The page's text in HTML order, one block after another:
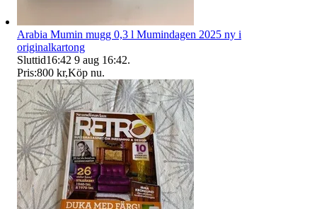
Arabia Mumin mugg 0,3 l Mumindagen 2025 ny i
originalkartong
Sluttid16:42 9 aug 16:42.
Pris:800 kr,Köp nu.